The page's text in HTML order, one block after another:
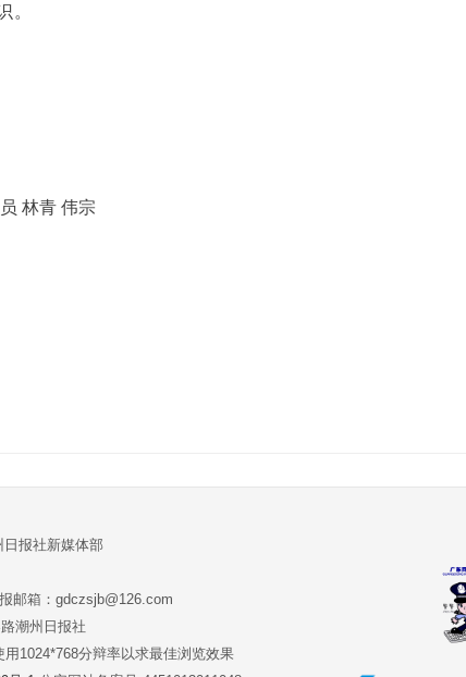
。
林青 伟宗
报社新媒体部
邮箱：gdczsjb@126.com
潮州日报社
1024*768分辩率以求最佳浏览效果